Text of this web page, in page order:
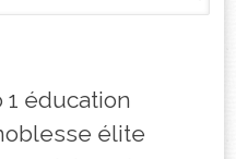
1 éducation
élite